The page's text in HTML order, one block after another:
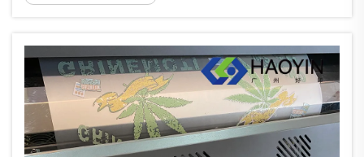
Textilgestaltung revolutioniert. Im Zentrum
Folie, eine spezielle Polyethylenfolie...